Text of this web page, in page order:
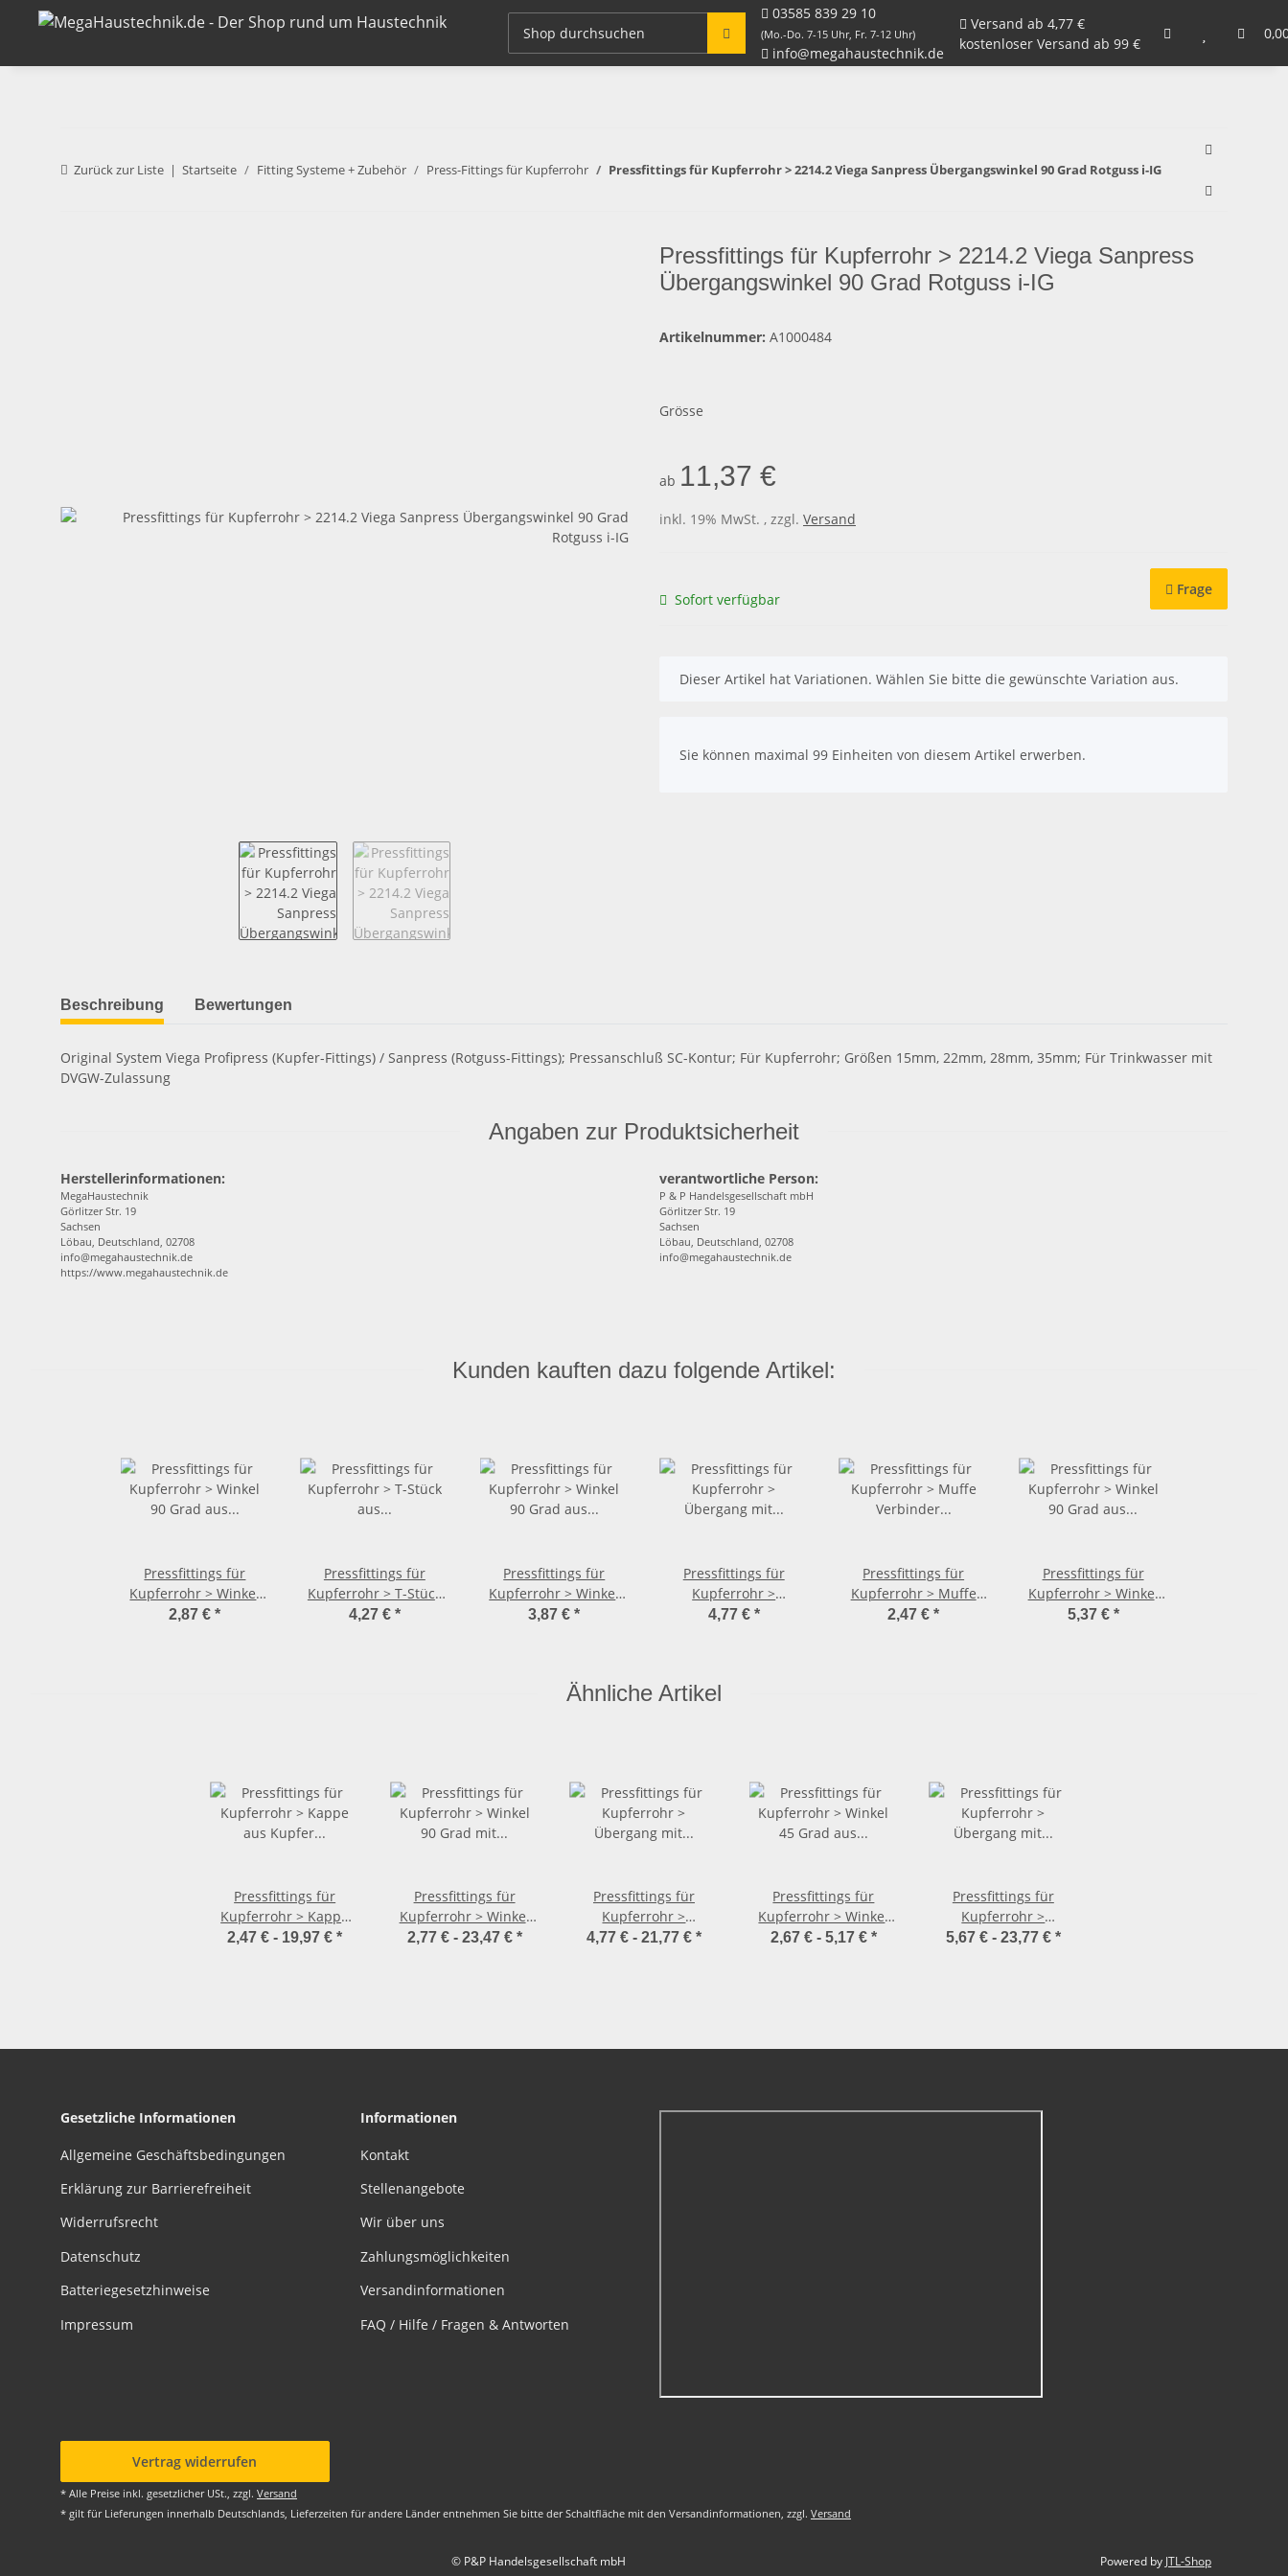
03585 839 29 10
(Mo.-Do. 7-15 Uhr, Fr. 7-12 Uhr)
info@megahaustechnik.de
Versand ab 4,77 €
kostenloser Versand ab 99 €
Fitting Systeme + Zubehör Rohre / Schlauch Armaturen, Kugelhähne, Ventile Garten
Zurück zur Liste Startseite Fitting Systeme + Zubehör Press-Fittings für Kupferrohr Pressfittings für Kupferrohr > 2214.2 Viega Sanpress Übergangswinkel 90 Grad Rotguss i-IG
Pressfittings für Kupferrohr > 2214.2 Viega Sanpress
Übergangswinkel 90 Grad Rotguss i-IG
Artikelnummer: A1000484
Grösse
ab 11,37 €
inkl. 19% MwSt. , zzgl. Versand
Sofort verfügbar
Frage
x
Dieser Artikel hat Variationen. Wählen Sie bitte die gewünschte Variation aus.
Sie können maximal 99 Einheiten von diesem Artikel erwerben.
Beschreibung Bewertungen
Original System Viega Profipress (Kupfer-Fittings) / Sanpress (Rotguss-Fittings); Pressanschluß SC-Kontur; Für Kupferrohr; Größen 15mm, 22mm, 28mm, 35mm; Für Trinkwasser mit
DVGW-Zulassung
Angaben zur Produktsicherheit
Herstellerinformationen:
MegaHaustechnik
Görlitzer Str. 19
Sachsen
Löbau, Deutschland, 02708
info@megahaustechnik.de
https://www.megahaustechnik.de
verantwortliche Person:
P & P Handelsgesellschaft mbH
Görlitzer Str. 19
Sachsen
Löbau, Deutschland, 02708
info@megahaustechnik.de
Kunden kauften dazu folgende Artikel:
Pressfittings für
Kupferrohr > Winkel
90 Grad aus Kupfer
2,87 €*
Pressfittings für
Kupferrohr > T-Stück
aus Kupfer 2418 (i-i-i)
4,27 € *
Pressfittings für
Kupferrohr > Winkel
90 Grad aus Kupfer
3,87 €*
Pressfittings für
Kupferrohr >
Übergang mit
4,77 € *
Pressfittings für
Kupferrohr > Muffe
Verbinder aus Kupfer
2,47 €*
Pressfittings für
Kupferrohr > Winkel
90 Grad aus Kupfer
5,37 € *
Ähnliche Artikel
Pressfittings für
Kupferrohr > Kappe
aus Kupfer 2456 (i)
2,47 € - 19,97 €*
Pressfittings für
Kupferrohr > Winkel
90 Grad mit Einsteck-
2,77 € - 23,47 € *
Pressfittings für
Kupferrohr >
Übergang mit
4,77 € - 21,77 € *
Pressfittings für
Kupferrohr > Winkel
45 Grad aus Kupfer
2,67 € - 5,17 € *
Pressfittings für
Kupferrohr >
Übergang mit
5,67 € - 23,77 € *
Gesetzliche Informationen
Allgemeine Geschäftsbedingungen
Erklärung zur Barrierefreiheit
Widerrufsrecht
Datenschutz
Batteriegesetzhinweise
Impressum
Informationen
Kontakt
Stellenangebote
Wir über uns
Zahlungsmöglichkeiten
Versandinformationen
FAQ / Hilfe / Fragen & Antworten
Vertrag widerrufen
* Alle Preise inkl. gesetzlicher USt., zzgl. Versand
* gilt für Lieferungen innerhalb Deutschlands, Lieferzeiten für andere Länder entnehmen Sie bitte der Schaltfläche mit den Versandinformationen, zzgl. Versand
© P&P Handelsgesellschaft mbH Powered by JTL-Shop